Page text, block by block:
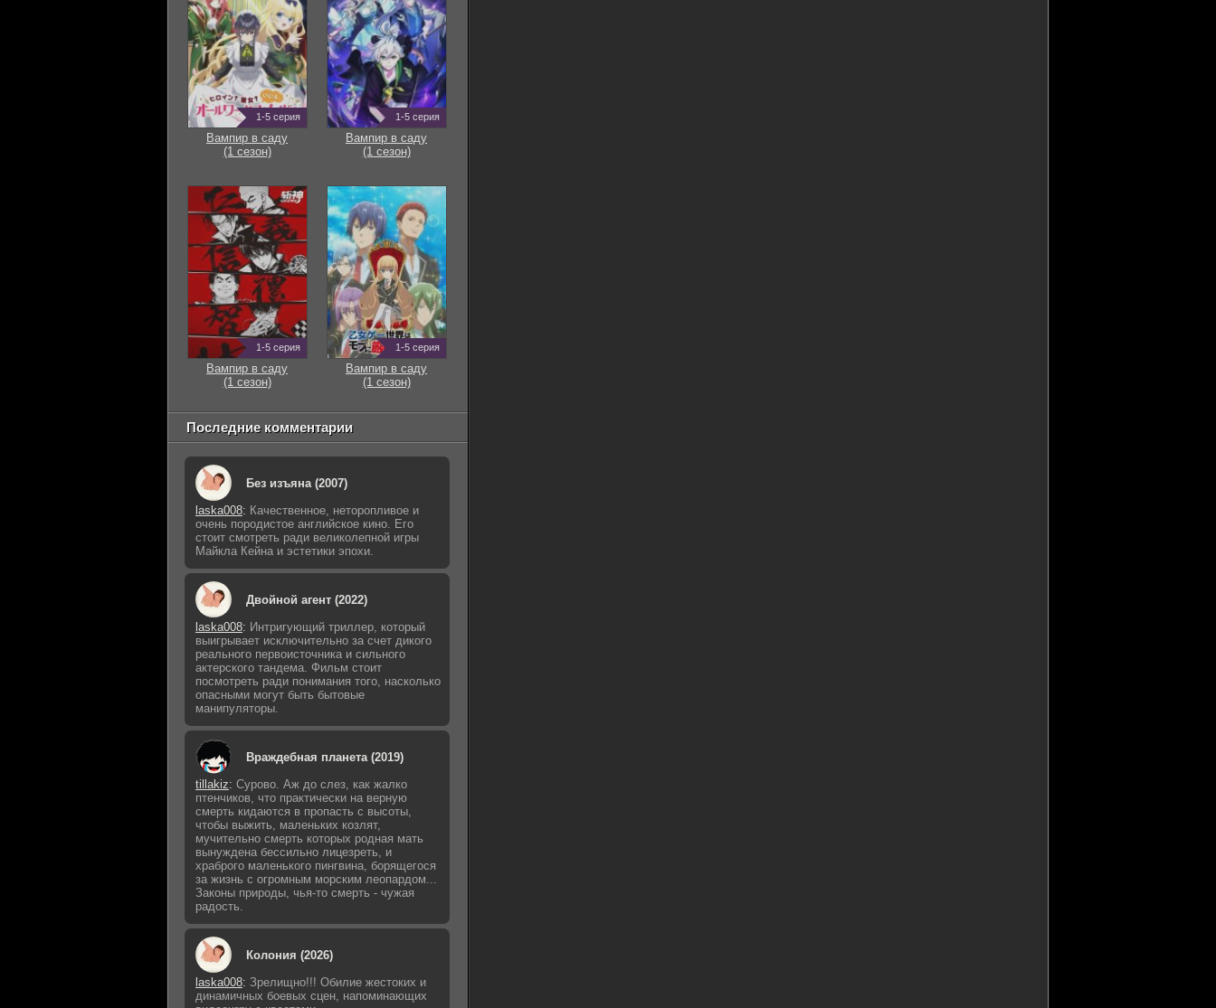
1-5 серия
Вампир в саду
(1 сезон)
1-5 серия
Вампир в саду
(1 сезон)
1-5 серия
Вампир в саду
(1 сезон)
1-5 серия
Вампир в саду
(1 сезон)
Последние комментарии
Без изъяна (2007)
laska008: Качественное, неторопливое и
очень породистое английское кино. Его
стоит смотреть ради великолепной игры
Майкла Кейна и эстетики эпохи.
Двойной агент (2022)
laska008: Интригующий триллер, который
выигрывает исключительно за счет дикого
реального первоисточника и сильного
актерского тандема. Фильм стоит
посмотреть ради понимания того, насколько
опасными могут быть бытовые
манипуляторы.
Враждебная планета (2019)
tillakiz: Сурово. Аж до слез, как жалко
птенчиков, что практически на верную
смерть кидаются в пропасть с высоты,
чтобы выжить, маленьких козлят,
мучительно смерть которых родная мать
вынуждена бессильно лицезреть, и
храброго маленького пингвина, борящегося
за жизнь с огромным морским леопардом...
Законы природы, чья-то смерть - чужая
радость.
Колония (2026)
laska008: Зрелищно!!! Обилие жестоких и
динамичных боевых сцен, напоминающих